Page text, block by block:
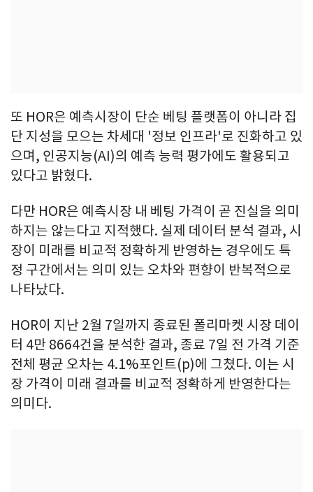
또 HOR은 예측시장이 단순 베팅 플랫폼이 아니라 집
단 지성을 모으는 차세대 '정보 인프라'로 진화하고 있
으며, 인공지능(AI)의 예측 능력 평가에도 활용되고
있다고 밝혔다.
다만 HOR은 예측시장 내 베팅 가격이 곧 진실을 의미
하지는 않는다고 지적했다. 실제 데이터 분석 결과, 시
장이 미래를 비교적 정확하게 반영하는 경우에도 특
정 구간에서는 의미 있는 오차와 편향이 반복적으로
나타났다.
HOR이 지난 2월 7일까지 종료된 폴리마켓 시장 데이
터 4만 8664건을 분석한 결과, 종료 7일 전 가격 기준
전체 평균 오차는 4.1%포인트(p)에 그쳤다. 이는 시
장 가격이 미래 결과를 비교적 정확하게 반영한다는
의미다.